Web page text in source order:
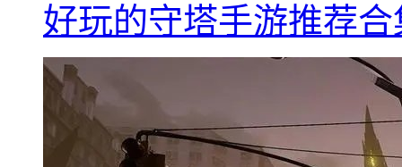
好玩的守塔手游推荐合